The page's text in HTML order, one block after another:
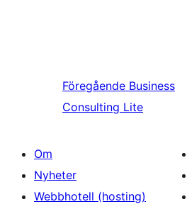
Föregående Business
Consulting Lite
Om
Nyheter
Webbhotell (hosting)